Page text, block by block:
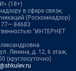
(18+)
в сфере связи,
(Роскомнадзор)
84683
"ИНТЕРНЕТ
Ленина, д. 12, 6 этаж,
(круглосуточно)